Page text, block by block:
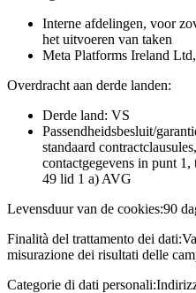
Interne afdelingen, voor
het uitvoeren van taken
Meta Platforms Ireland
Overdracht aan derde landen:
Derde land: VS
Passendheidsbesluit/
standaard
contactgegevens in punt
49 lid 1 a) AVG
Levensduur van de cookies:90
Finalità del trattamento dei dati:
misurazione dei risultati delle
Categorie di dati personali: